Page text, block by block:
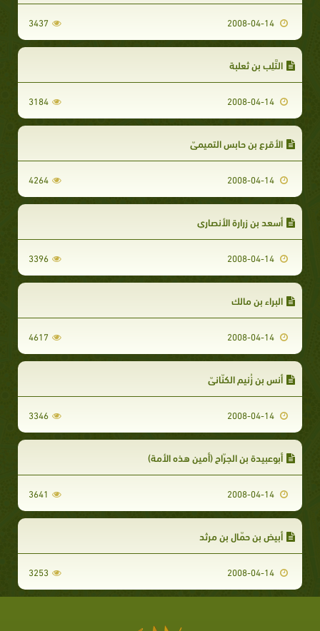
3437
التَّلِب بن ثعلبة
3184
الأقرع بن حابس التميميّ
4264
أسعد بن زرارة الأنصاري
3396
البراء بن مالك
4617
أنس بن زُنيم الكنّانيّ
3346
أبوعبيدة بن الجرّاح (أمين هذه الأمة)
3641
أبيض بن حمّال بن مرثد
3253